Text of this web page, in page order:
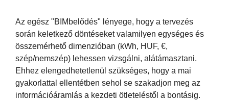
Az egész "BIMbelődés" lényege, hogy a tervezés
során keletkező döntéseket valamilyen egységes és
összemérhető dimenzióban (kWh, HUF, €,
szép/nemszép) lehessen vizsgálni, alátámasztani.
Ehhez elengedhetetlenül szükséges, hogy a mai
gyakorlattal ellentétben sehol se szakadjon meg az
információáramlás a kezdeti ötleteléstől a bontásig.